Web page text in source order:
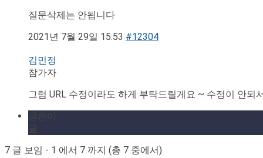
질문삭제는 안됩니다
2021년 7월 29일 15:53 #12304
김민정
참가자
그럼 URL 수정이라도 하게 부탁드릴게요 ~ 수정이 안되
7 글 보임 - 1 에서 7 까지 (총 7 중에서)